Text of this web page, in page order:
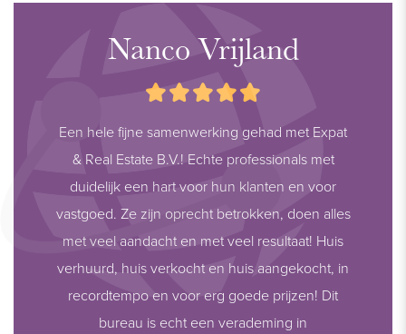
Nanco Vrijland
Een hele fijne samenwerking gehad met Expat
& Real Estate B.V.! Echte professionals met
duidelijk een hart voor hun klanten en voor
vastgoed. Ze zijn oprecht betrokken, doen alles
met veel aandacht en met veel resultaat! Huis
verhuurd, huis verkocht en huis aangekocht, in
recordtempo en voor erg goede prijzen! Dit
bureau is echt een verademing in